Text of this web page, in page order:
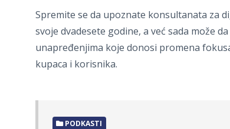
Spremite se da upoznate konsultanata za
svoje dvadesete godine, a već sada može
unapređenjima koje donosi promena
kupaca i korisnika.
PODKASTI